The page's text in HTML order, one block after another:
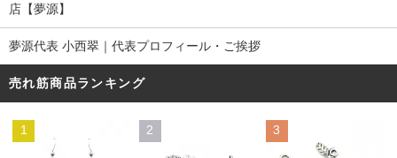
店【夢源】
夢源代表 小西翠｜代表プロフィール・ご挨拶
売れ筋商品ランキング
1 2 3